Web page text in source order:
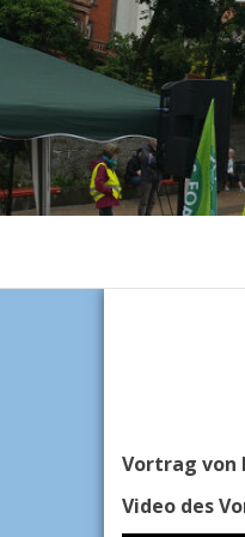
Vortrag von
Video des